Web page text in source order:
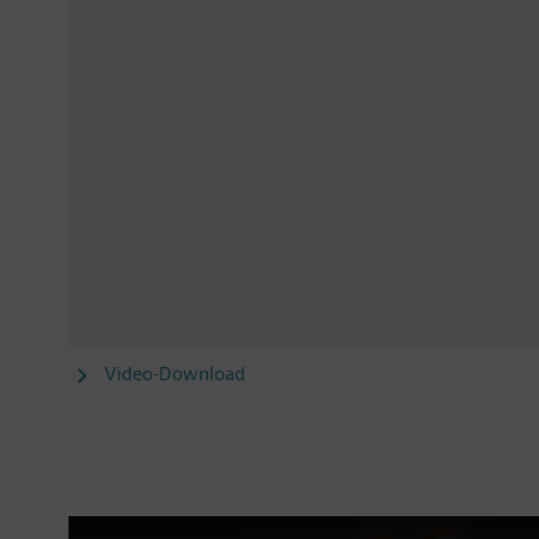
Video-Download